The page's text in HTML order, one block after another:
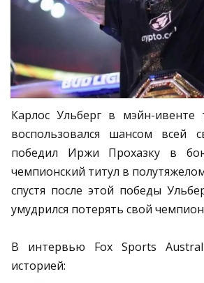
Карлос Ульберг в мэйн-ивенте
воспользовался шансом всей
победил Иржи Прохазку в
чемпионский титул в
спустя после этой победы
умудрился потерять свой
В интервью Fox Sports
историей: